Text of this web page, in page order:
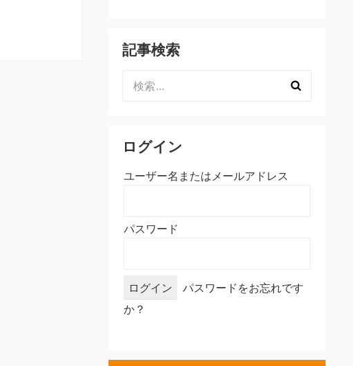
記事検索
索:
ログイン
ユーザー名またはメールアドレス
パスワード
パスワードをお忘れです
か？